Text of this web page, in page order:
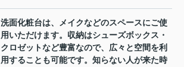
洗面化粧台は、メイクなどのスペースにご使
用いただけます。収納はシューズボックス・
クロゼットなど豊富なので、広々と空間を利
用することも可能です。知らない人が来た時